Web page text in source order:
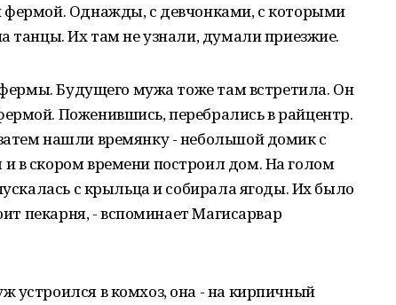
Однажды, с девчонками, с которыми
танцы. Их там не узнали, думали приезжие.
Будущего мужа тоже там встретила. Он
Поженившись, перебрались в райцентр.
нашли времянку - небольшой домик с
в скором времени построил дом. На голом
с крыльца и собирала ягоды. Их было
пекарня, - вспоминает Магисарвар
устроился в комхоз, она - на кирпичный